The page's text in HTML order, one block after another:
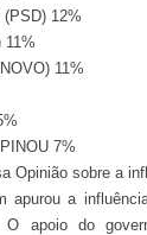
12%
11%
11%
7%
Opinião sobre a
apurou a
O apoio do